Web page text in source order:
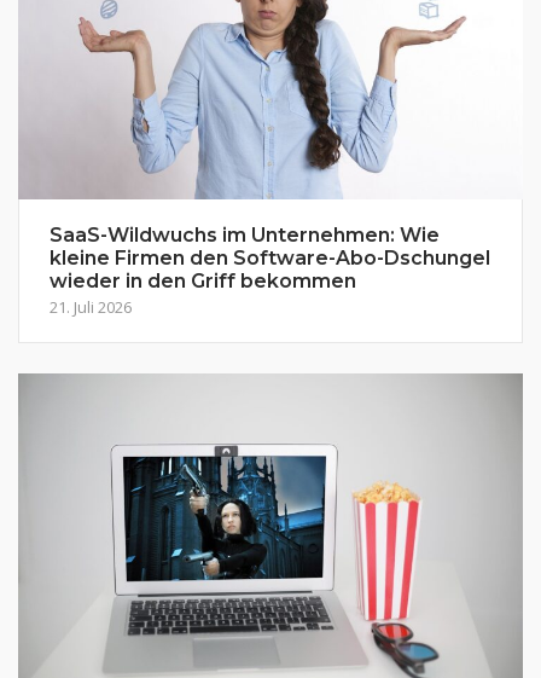
SaaS-Wildwuchs im Unternehmen: Wie
kleine Firmen den Software-Abo-Dschungel
wieder in den Griff bekommen
21. Juli 2026